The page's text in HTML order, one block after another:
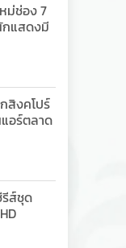
ม่ช่อง 7
กแสดงมี
สิงคโปร์
แอร์ตลาด
รีส์ชุด